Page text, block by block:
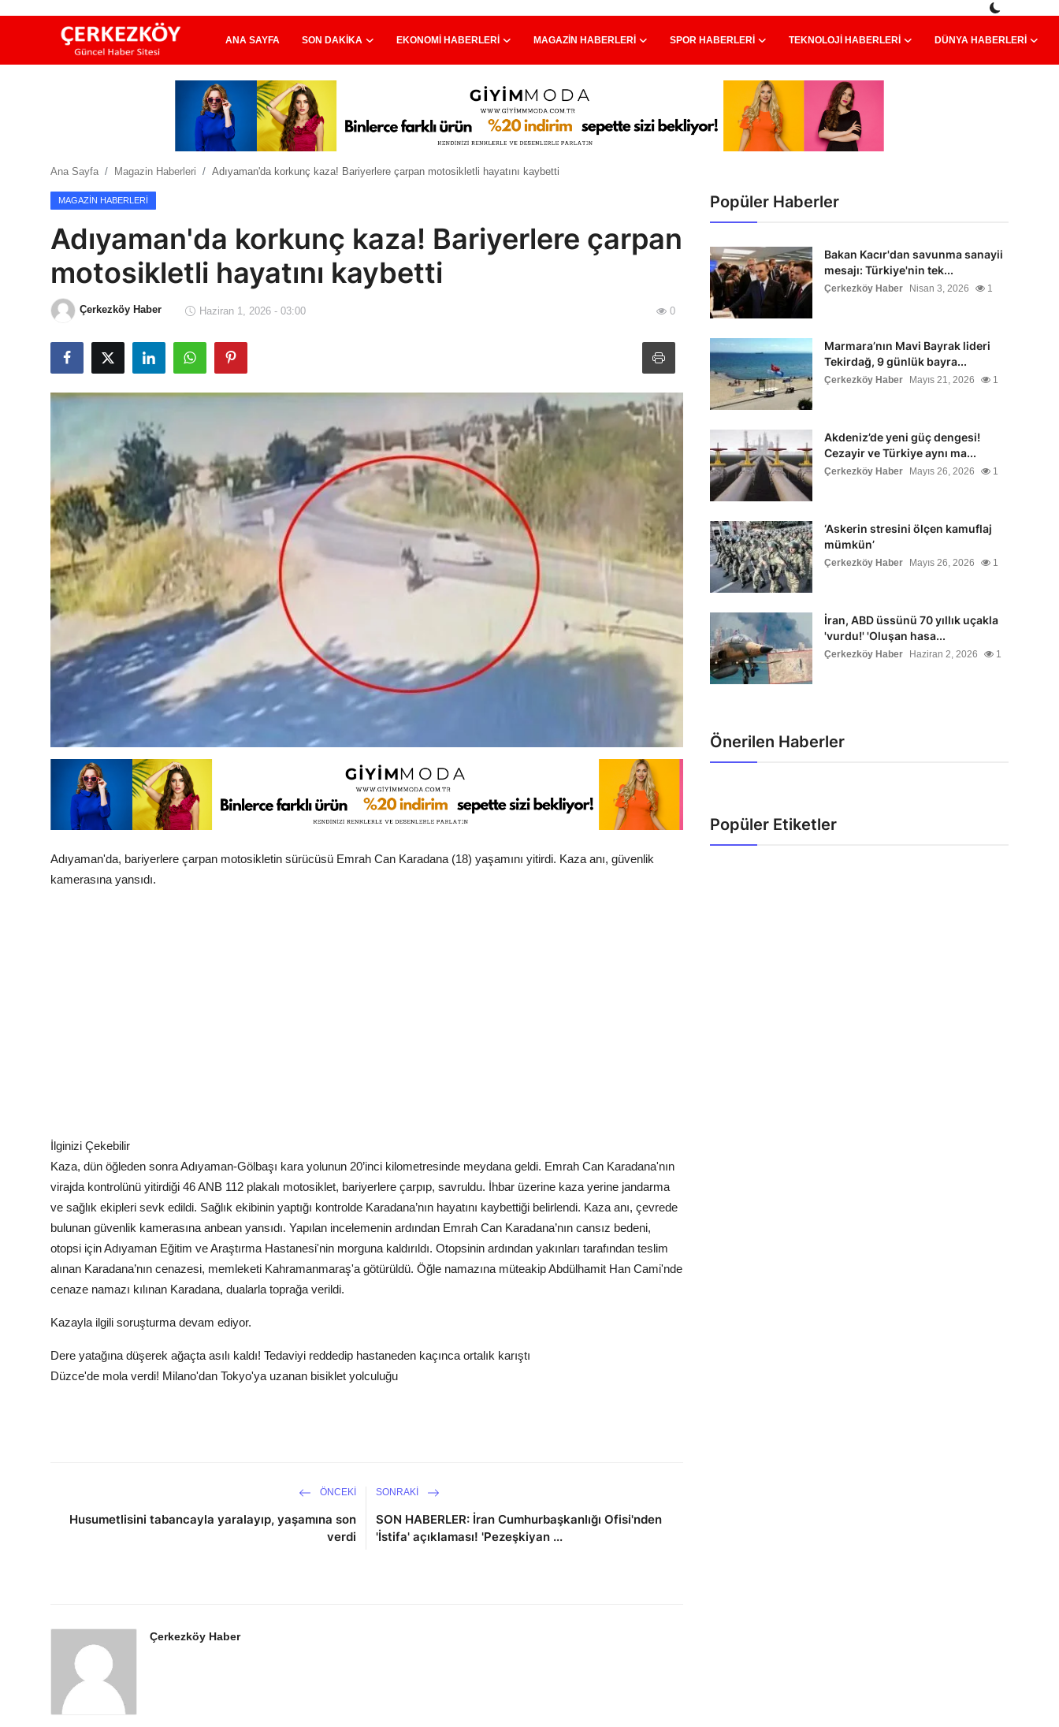
ANA SAYFA SON DAKIKA EKONOMI HABERLERI MAGAZIN HABERLERI SPOR HABERLERI TEKNOLOJI HABERLERI DÜNYA HABERLERI
Ekonomi Haberleri
Spor Haberleri
Teknoloji Haberleri
Çerkezköy
Ana Sayfa Magazin Haberleri Adıyaman'da korkunç kaza! Bariyerlere çarpan motosikletli hayatını kaybetti
MAGAZIN HABERLERI
Adıyaman'da korkunç kaza! Bariyerlere çarpan
motosikletli hayatını kaybetti
Çerkezköy Haber Haziran 1, 2026 - 03:00 0
Adıyaman'da, bariyerlere çarpan motosikletin sürücüsü Emrah Can Karadana (18) yaşamını yitirdi. Kaza anı, güvenlik
kamerasına yansıdı.
İlginizi Çekebilir
Kaza, dün öğleden sonra Adıyaman-Gölbaşı kara yolunun 20’inci kilometresinde meydana geldi. Emrah Can Karadana'nın
virajda kontrolünü yitirdiği 46 ANB 112 plakalı motosiklet, bariyerlere çarpıp, savruldu. İhbar üzerine kaza yerine jandarma
ve sağlık ekipleri sevk edildi. Sağlık ekibinin yaptığı kontrolde Karadana’nın hayatını kaybettiği belirlendi. Kaza anı, çevrede
bulunan güvenlik kamerasına anbean yansıdı. Yapılan incelemenin ardından Emrah Can Karadana’nın cansız bedeni,
otopsi için Adıyaman Eğitim ve Araştırma Hastanesi'nin morguna kaldırıldı. Otopsinin ardından yakınları tarafından teslim
alınan Karadana’nın cenazesi, memleketi Kahramanmaraş'a götürüldü. Öğle namazına müteakip Abdülhamit Han Cami'nde
cenaze namazı kılınan Karadana, dualarla toprağa verildi.
Kazayla ilgili soruşturma devam ediyor.
Dere yatağına düşerek ağaçta asılı kaldı! Tedaviyi reddedip hastaneden kaçınca ortalık karıştı
Düzce'de mola verdi! Milano'dan Tokyo'ya uzanan bisiklet yolculuğu
ÖNCEKI
Husumetlisini tabancayla yaralayıp, yaşamına son
verdi
SONRAKI
SON HABERLER: İran Cumhurbaşkanlığı Ofisi'nden
'İstifa' açıklaması! 'Pezeşkiyan ...
Çerkezköy Haber
Popüler Haberler
Bakan Kacır'dan savunma sanayii
mesajı: Türkiye'nin tek...
Çerkezköy Haber Nisan 3, 2026 1
Marmara’nın Mavi Bayrak lideri
Tekirdağ, 9 günlük bayra...
Çerkezköy Haber Mayıs 21, 2026 1
Akdeniz’de yeni güç dengesi!
Cezayir ve Türkiye aynı ma...
Çerkezköy Haber Mayıs 26, 2026 1
‘Askerin stresini ölçen kamuflaj
mümkün’
Çerkezköy Haber Mayıs 26, 2026 1
İran, ABD üssünü 70 yıllık uçakla
'vurdu!' 'Oluşan hasa...
Çerkezköy Haber Haziran 2, 2026 1
Önerilen Haberler
Popüler Etiketler